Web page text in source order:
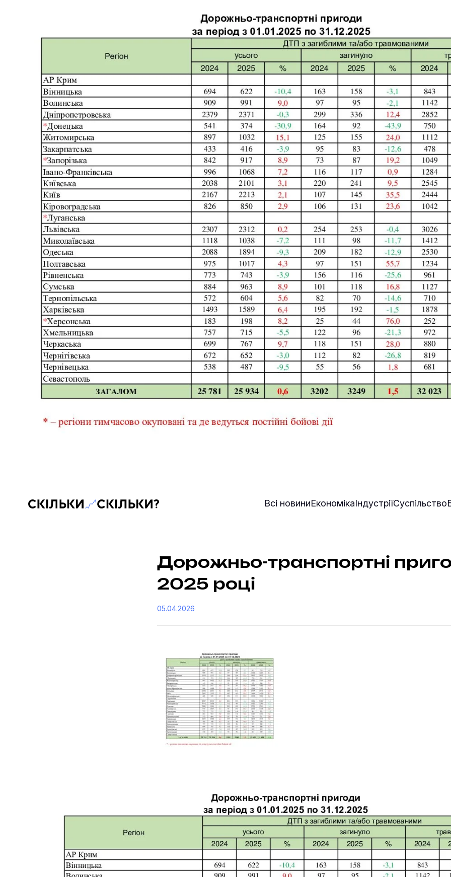
Скільки-скільки? — Медіа про суспільні дані Всі новиниЕкономікаІндустріїСуспільство
Дорожньо-транспортні
2025 році
05.04.2026